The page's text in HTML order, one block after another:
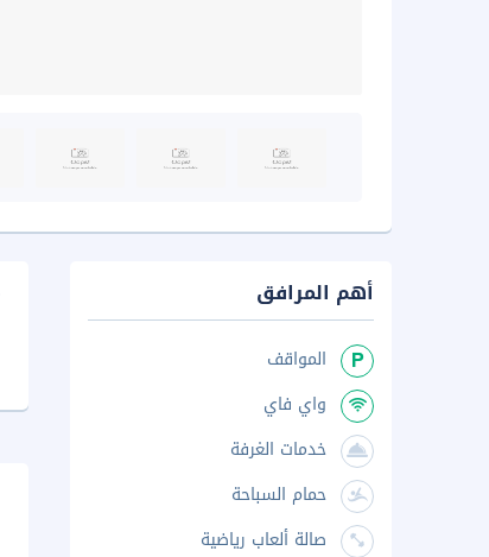
أهم المرافق
المواقف
واي فاي
خدمات الغرفة
حمام السباحة
صالة ألعاب رياضية